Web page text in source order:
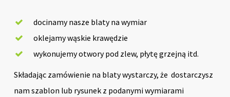
docinamy nasze blaty na wymiar
oklejamy wąskie krawędzie
wykonujemy otwory pod zlew, płytę grzejną itd.
Składając zamówienie na blaty wystarczy, że dostarczysz
nam szablon lub rysunek z podanymi wymiarami